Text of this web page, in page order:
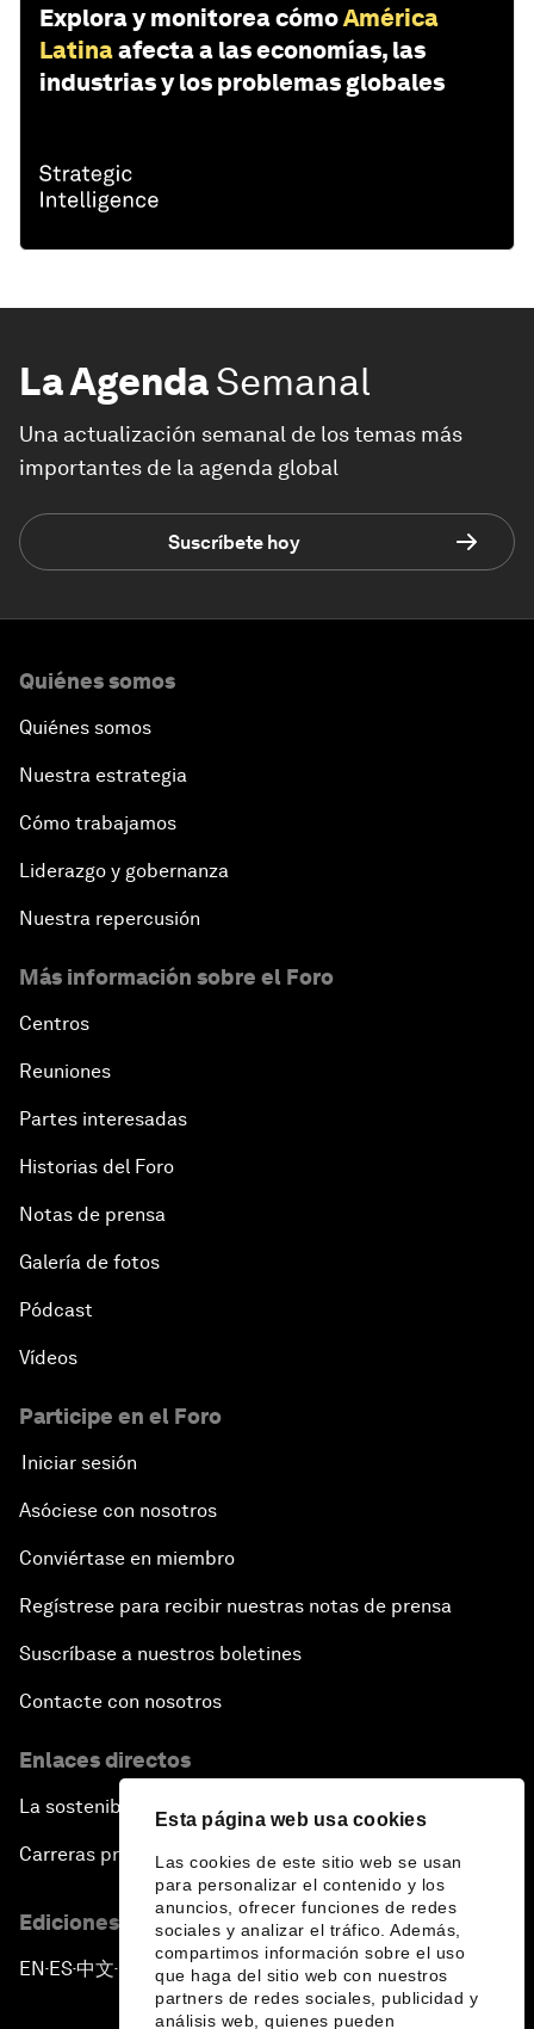
Esta página web usa cookies
Las cookies de este sitio web se usan
para personalizar el contenido y los
anuncios, ofrecer funciones de redes
sociales y analizar el tráfico. Además,
compartimos información sobre el uso
que haga del sitio web con nuestros
partners de redes sociales, publicidad y
análisis web, quienes pueden
Explora y monitorea cómoAmérica
Latinaafecta a las economías, las
industrias y los problemas globales
La AgendaSemanal
Una actualización semanal de los temas más
importantes de la agenda global
Suscríbete hoy
Quiénes somos
Quiénes somos
Nuestra estrategia
Cómo trabajamos
Liderazgo y gobernanza
Nuestra repercusión
Más información sobre el Foro
Centros
Reuniones
Partes interesadas
Historias del Foro
Notas de prensa
Galería de fotos
Pódcast
Vídeos
Participe en el Foro
Iniciar sesión
Asóciese con nosotros
Conviértase en miembro
Regístrese para recibir nuestras notas de prensa
Suscríbase a nuestros boletines
Contacte con nosotros
Enlaces directos
La sostenibilidad en el Foro
Carreras profesionales
Ediciones en otros idiomas
EN ▪ ES▪中文▪ 日本語